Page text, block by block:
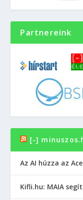
Partnereink
[-]
Az AI húzza az
Kifli.hu: MAIA